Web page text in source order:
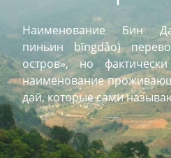
Наименование
пиньин bīngdǎo)
остров», но
наименование
дай, которые сами